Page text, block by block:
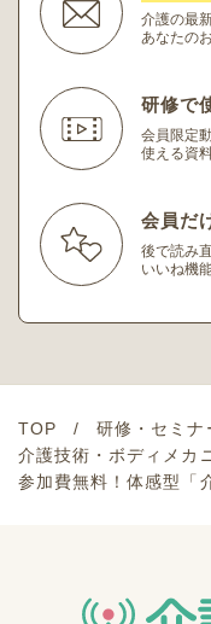
介護の最
あなたの
研修で
会員限定
使える資
会員だ
後で読み
いいね機
TOP
研修・セミナ
介護技術・ボディメカ
参加費無料！体感型「